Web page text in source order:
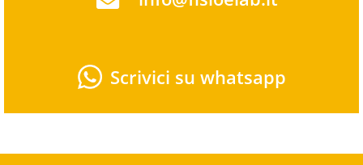
Scrivici su whatsapp